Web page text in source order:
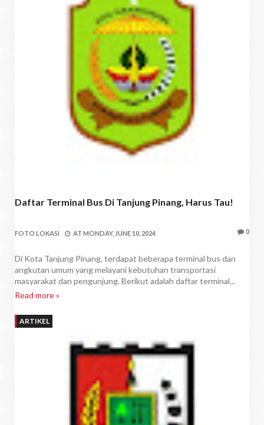
Daftar Terminal Bus Di Tanjung Pinang, Harus Tau!
FOTO LOKASI AT MONDAY, JUNE 10, 2024 0
Di Kota Tanjung Pinang, terdapat beberapa terminal bus dan
angkutan umum yang melayani kebutuhan transportasi
masyarakat dan pengunjung. Berikut adalah daftar terminal...
Read more »
ARTIKEL